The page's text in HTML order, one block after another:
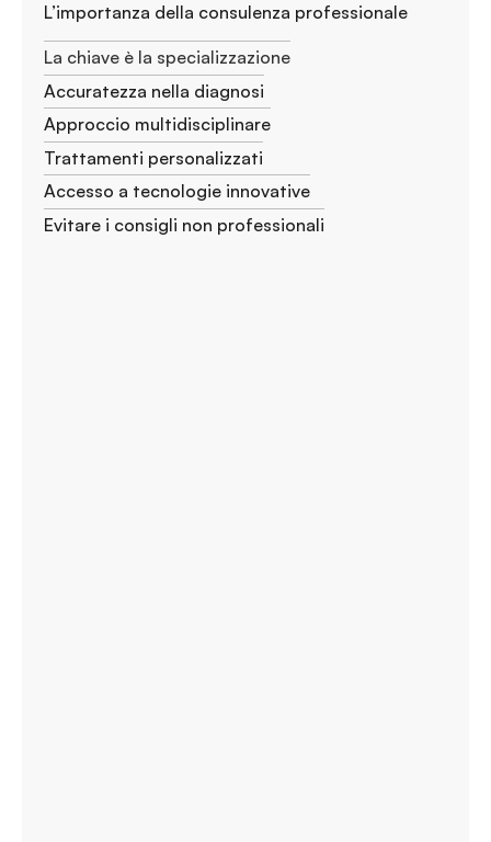
L’importanza della consulenza professionale
La chiave è la specializzazione
Accuratezza nella diagnosi
Approccio multidisciplinare
Trattamenti personalizzati
Accesso a tecnologie innovative
Evitare i consigli non professionali